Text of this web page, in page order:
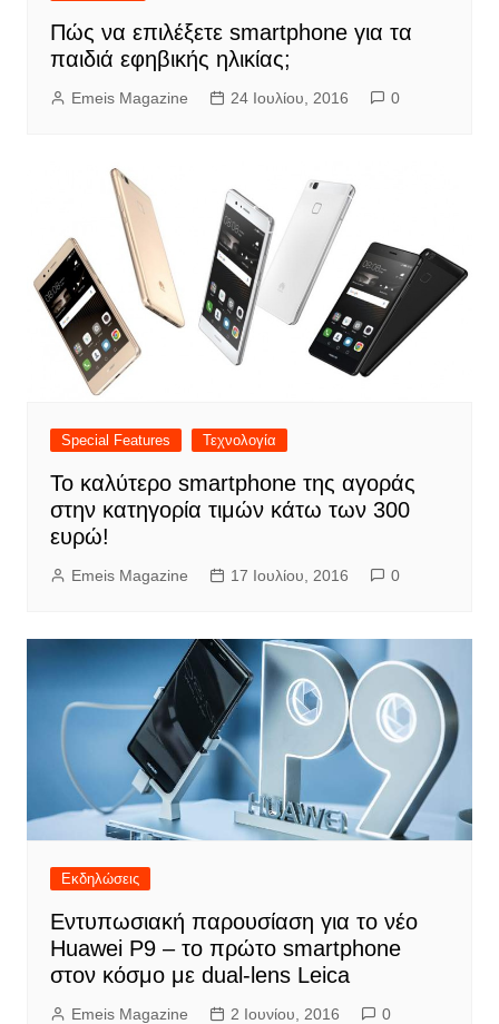
Πώς να επιλέξετε smartphone για τα
παιδιά εφηβικής ηλικίας;
Emeis Magazine 24 Ιουλίου, 2016 0
Special Features Τεχνολογία
Το καλύτερο smartphone της αγοράς
στην κατηγορία τιμών κάτω των 300
ευρώ!
Emeis Magazine 17 Ιουλίου, 2016 0
Εκδηλώσεις
Εντυπωσιακή παρουσίαση για το νέο
Huawei P9 – το πρώτο smartphone
στον κόσμο με dual-lens Leica
Emeis Magazine 2 Ιουνίου, 2016 0